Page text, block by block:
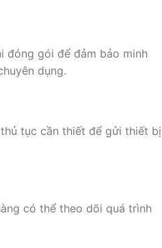
đóng gói để đảm bảo minh
dụng.
thủ tục cần thiết để gửi thiết bị
có thể theo dõi quá trình